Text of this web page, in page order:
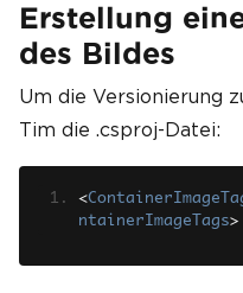
Erstellung
des Bildes
Um die Versionierung
Tim die .csproj-Datei:
<
ntainerImageTags>